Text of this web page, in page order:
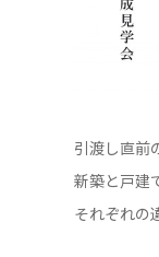
引渡し直前
新築と戸建
それぞれの